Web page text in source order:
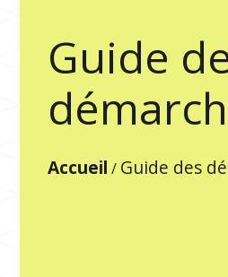
Guide
Accueil / Guide des